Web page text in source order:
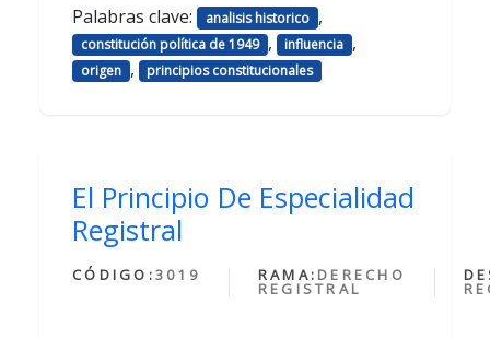
Palabras clave: analisis historico ,
constitución política de 1949 , influencia ,
origen , principios constitucionales
El Principio De Especialidad
Registral
CÓDIGO:3019 RAMA: DERECHO
REGISTRAL